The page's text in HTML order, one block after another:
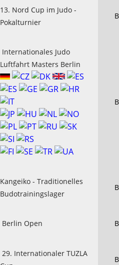
13. Nord Cup im Judo -
Pokalturnier
Internationales Judo
Luftfahrt Masters Berlin
Kangeiko - Traditionelles
Budotrainingslager
Berlin Open
29. Internationaler TUZLA